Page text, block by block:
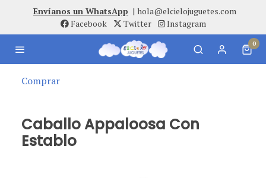
Envíanos un WhatsApp | hola@elcielojuguetes.com
Facebook
Twitter Instagram
0
Comprar
Caballo Appaloosa Con
Establo